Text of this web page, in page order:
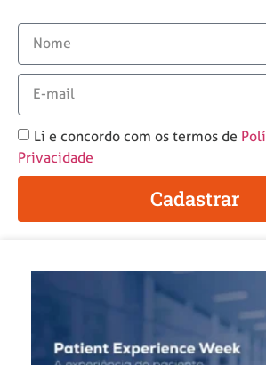
Li e concordo com os termos de
Privacidade
Cadastrar